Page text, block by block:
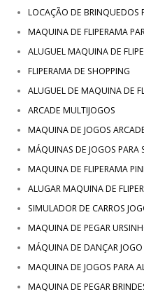
LOCAÇÃO DE BRINQUEDOS
MAQUINA DE FLIPERAMA
ALUGUEL MAQUINA DE
FLIPERAMA DE SHOPPING
ALUGUEL DE MAQUINA DE
ARCADE MULTIJOGOS
MAQUINA DE JOGOS
MÁQUINAS DE JOGOS PARA
MAQUINA DE FLIPERAMA
ALUGAR MAQUINA DE
SIMULADOR DE CARROS
MAQUINA DE PEGAR
MÁQUINA DE DANÇAR JOGO
MAQUINA DE JOGOS PARA
MAQUINA DE PEGAR